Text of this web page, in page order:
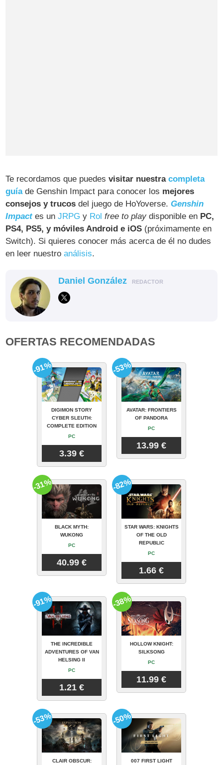
Te recordamos que puedesvisitar nuestracompleta
guíade Genshin Impact para conocer los mejores
consejos y trucos del juego de HoYoverse.Genshin
Impactes unJRPG y Rol free to play disponible en PC,
PS4, PS5, y móviles Android e iOS (próximamente en
Switch). Si quieres conocer más acerca de él no dudes
en leer nuestroanálisis.
Daniel González REDACTOR
OFERTAS RECOMENDADAS
DIGIMON STORY
CYBER SLEUTH:
COMPLETE EDITION
PC
3.39 €
-91%
AVATAR: FRONTIERS
OF PANDORA
PC
13.99 €
-53%
BLACK MYTH:
WUKONG
PC
40.99 €
-31%
STAR WARS: KNIGHTS
OF THE OLD
REPUBLIC
PC
1.66 €
-82%
THE INCREDIBLE
ADVENTURES OF VAN
HELSING II
PC
1.21 €
-91%
HOLLOW KNIGHT:
SILKSONG
PC
11.99 €
-38%
CLAIR OBSCUR:
-53%
007 FIRST LIGHT
-50%